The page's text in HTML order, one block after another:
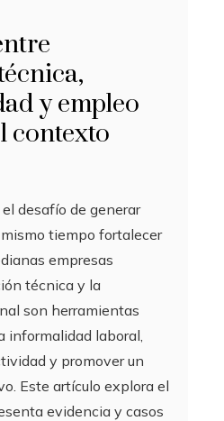
y empleo
contexto
desafío de generar
tiempo fortalecer
empresas
técnica y la
son herramientas
informalidad laboral,
y promover un
Este artículo explora el
evidencia y casos